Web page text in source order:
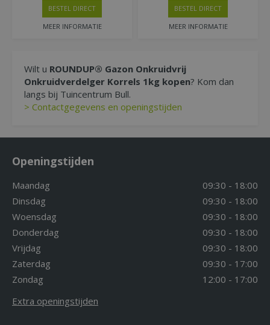
MEER INFORMATIE
BESTEL DIRECT
MEER INFORMATIE
BESTEL DIRECT
Wilt u ROUNDUP® Gazon Onkruidvrij
Onkruidverdelger Korrels 1kg kopen? Kom dan
langs bij Tuincentrum Bull.
> Contactgegevens en openingstijden
Openingstijden
Maandag
09:30 - 18:00
Dinsdag
09:30 - 18:00
Woensdag
09:30 - 18:00
Donderdag
09:30 - 18:00
Vrijdag
09:30 - 18:00
Zaterdag
09:30 - 17:00
Zondag
12:00 - 17:00
Extra openingstijden